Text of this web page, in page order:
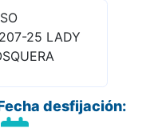
25 LADY
desfijación: